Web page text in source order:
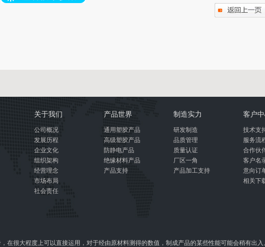
关于我们
公司概况
发展历程
企业文化
组织架构
经营理念
市场布局
社会责任
产品世界
通用塑胶产品
高级塑胶产品
防静电产品
绝缘材料产品
产品支持
制造实力
研发制造
品质管理
质量认证
厂区一角
产品加工支持
客户
技术支
服务流
合作伙
客户名
意向订
相关下
在很大程度上可以直接运用，对于经由原材料测得的数值，制成产品的某些性能可能会稍有出